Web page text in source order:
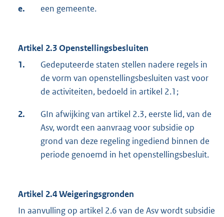
e. een gemeente.
Artikel 2.3Openstellingsbesluiten
1.
Gedeputeerde staten stellen nadere regels in
de vorm van openstellingsbesluiten vast voor
de activiteiten, bedoeld in artikel 2.1;
2.
GIn afwijking van artikel 2.3, eerste lid, van de
Asv, wordt een aanvraag voor subsidie op
grond van deze regeling ingediend binnen de
periode genoemd in het openstellingsbesluit.
Artikel 2.4 Weigeringsgronden
In aanvulling op artikel 2.6 van de Asv wordt subsidie